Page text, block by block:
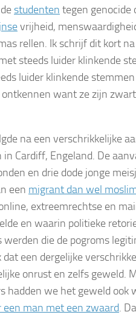
studenten tegen genocide
vrijheid,
rellen. Ik schrijf dit kort
steeds luider klinkende
luider klinkende
want ze zijn
na een verschrikkelijke
Cardiff, Engeland. De
en drie dode jonge
een migrant dan wel
extreemrechtse en
en waarin politieke
die de pogroms
een dergelijke
onrust en zelfs geweld.
hadden we het geweld ook
een man met een zwaard.